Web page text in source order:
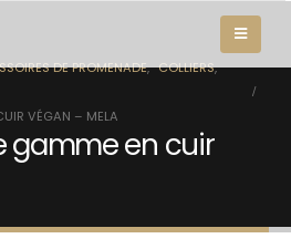
DE PROMENADE, COLLIERS,
VÉGAN – MELA
gamme en cuir